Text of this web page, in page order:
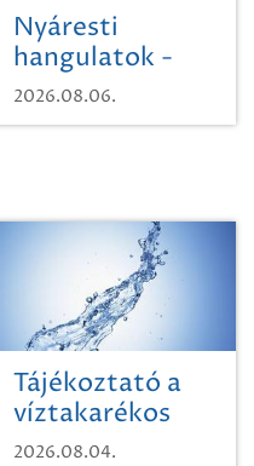
Nyáresti
hangulatok -
Mágnás Miska
2026.08.06.
Tájékoztató a
víztakarékos
vízhasználatról
2026.08.04.